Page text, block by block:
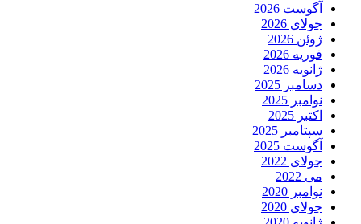
آگوست 2026
جولای 2026
ژوئن 2026
فوریه 2026
ژانویه 2026
دسامبر 2025
نوامبر 2025
اکتبر 2025
سپتامبر 2025
آگوست 2025
جولای 2022
می 2022
نوامبر 2020
جولای 2020